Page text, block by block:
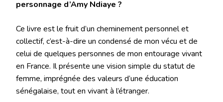
personnage d’Amy Ndiaye ?
Ce livre est le fruit d’un cheminement personnel et
collectif, c’est-à-dire un condensé de mon vécu et de
celui de quelques personnes de mon entourage vivant
en France. Il présente une vision simple du statut de
femme, imprégnée des valeurs d’une éducation
sénégalaise, tout en vivant à l’étranger.